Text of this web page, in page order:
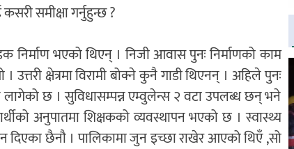
समीक्षा गर्नुहुन्छ ?
निर्माण भएको थिएन् । निजी आवास पुनः निर्माणको काम
। उत्तरी क्षेत्रमा विरामी बोक्ने कुनै गाडी थिएनन् । अहिले पुनः
लागेको छ । सुविधासम्पन्न एम्वुलेन्स २ वटा उपलब्ध छन् भने
अनुपातमा शिक्षकको व्यवस्थापन भएको छ । स्वास्थ्य
दिएका छैनौ । पालिकामा जुन इच्छा राखेर आएको थिएँ ,सो